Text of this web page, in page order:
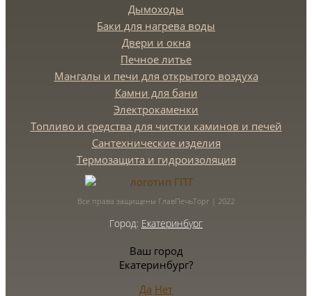
Дымоходы
Баки для нагрева воды
Двери и окна
Печное литье
Мангалы и печи для открытого воздуха
Камни для бани
Электрокаменки
Топливо и средства для чистки каминов и печей
Сантехнические изделия
Термозащита и гидроизоляция
Все права защищены ГлавПечьТорг | 2022
Город: Екатеринбург
Ваш город
Екатеринбург?
Да Нет